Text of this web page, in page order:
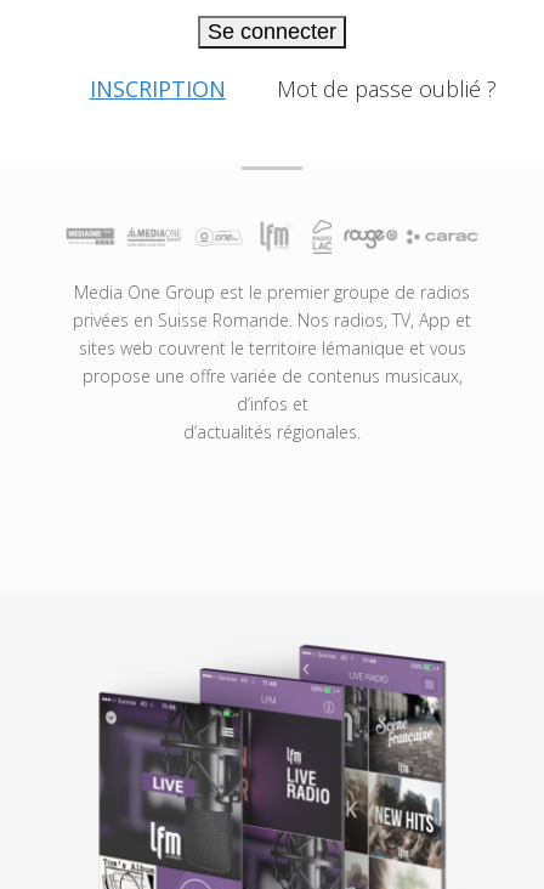
Se connecter
INSCRIPTION Mot de passe oublié ?
Media One Group est le premier groupe de radios
privées en Suisse Romande. Nos radios, TV, App et
sites web couvrent le territoire lémanique et vous
propose une offre variée de contenus musicaux,
d’infos et
d’actualités régionales.